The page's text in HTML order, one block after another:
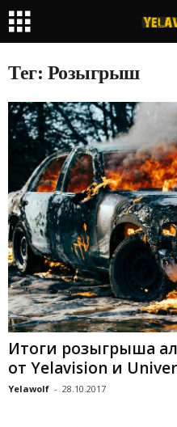
Тег: Розыгрыш
Итоги розыгрыша
от Yelavision и
Yelawolf - 28.10.2017